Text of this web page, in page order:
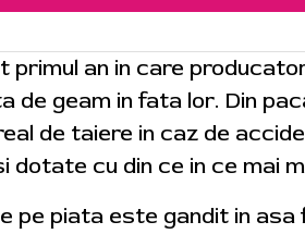
an in care
geam in fata lor. Din
de taiere in caz de
cu din ce in ce mai
pe piata este gandit in asa